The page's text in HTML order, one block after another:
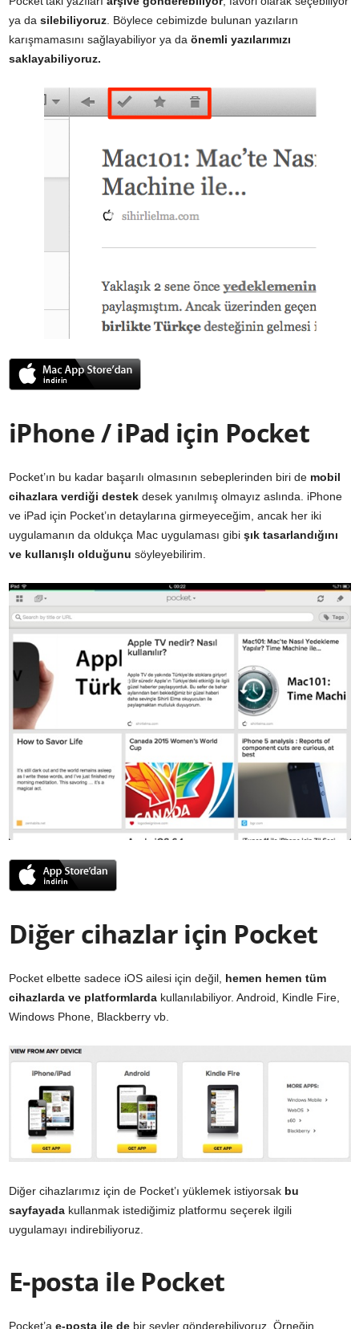
ya da silebiliyoruz. Böylece cebimizde bulunan yazıların
karışmamasını sağlayabiliyor ya da önemli yazılarımızı
saklayabiliyoruz.
iPhone / iPad için Pocket
Pocket’ın bu kadar başarılı olmasının sebeplerinden biri de mobil
cihazlara verdiği destek desek yanılmış olmayız aslında. iPhone
ve iPad için Pocket’ın detaylarına girmeyeceğim, ancak her iki
uygulamanın da oldukça Mac uygulaması gibi şık tasarlandığını
ve kullanışlı olduğunu söyleyebilirim.
Diğer cihazlar için Pocket
Pocket elbette sadece iOS ailesi için değil, hemen hemen tüm
cihazlarda ve platformlarda kullanılabiliyor. Android, Kindle Fire,
Windows Phone, Blackberry vb.
Diğer cihazlarımız için de Pocket’ı yüklemek istiyorsak bu
sayfayada kullanmak istediğimiz platformu seçerek ilgili
uygulamayı indirebiliyoruz.
E-posta ile Pocket
Pocket’a e-posta ile de bir şeyler gönderebiliyoruz. Örneğin